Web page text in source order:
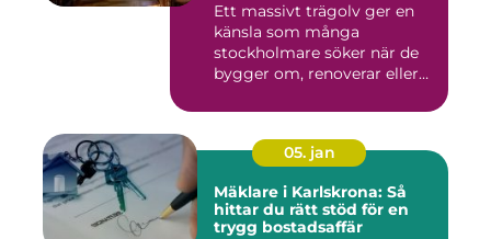
Ett massivt trägolv ger en
känsla som många
stockholmare söker när de
bygger om, renoverar eller
05. jan
Mäklare i Karlskrona: Så
hittar du rätt stöd för en
trygg bostadsaffär